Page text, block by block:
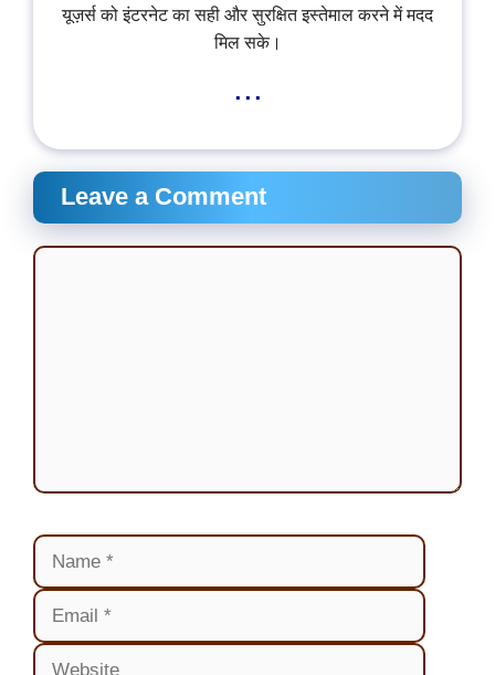
यूज़र्स को इंटरनेट का सही और सुरक्षित इस्तेमाल करने में मदद
मिल सके।
...
Leave a Comment
Comment
Name Email
Website